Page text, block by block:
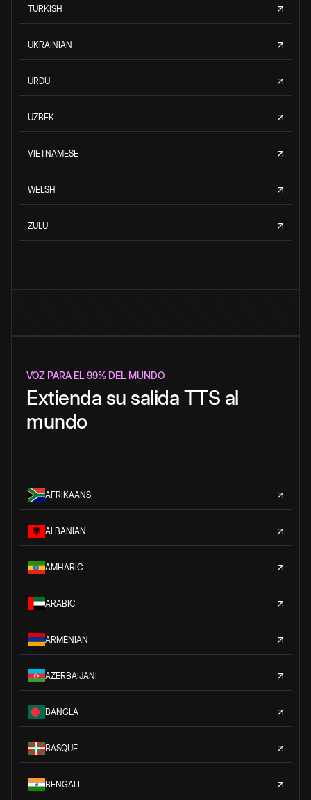
TURKISH
UKRAINIAN
URDU
UZBEK
VIETNAMESE
WELSH
ZULU
VOZ PARA EL 99% DEL MUNDO
Extienda su salida TTS al
mundo
AFRIKAANS
ALBANIAN
AMHARIC
ARABIC
ARMENIAN
AZERBAIJANI
BANGLA
BASQUE
BENGALI